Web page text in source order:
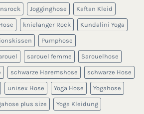
Jogginghose Kaftan Kleid
knielanger Rock Kundalini Yoga
Pumphose
sarouel femme Sarouelhose
schwarze Haremshose schwarze Hose
unisex Hose Yoga Hose Yogahose
plus size Yoga Kleidung